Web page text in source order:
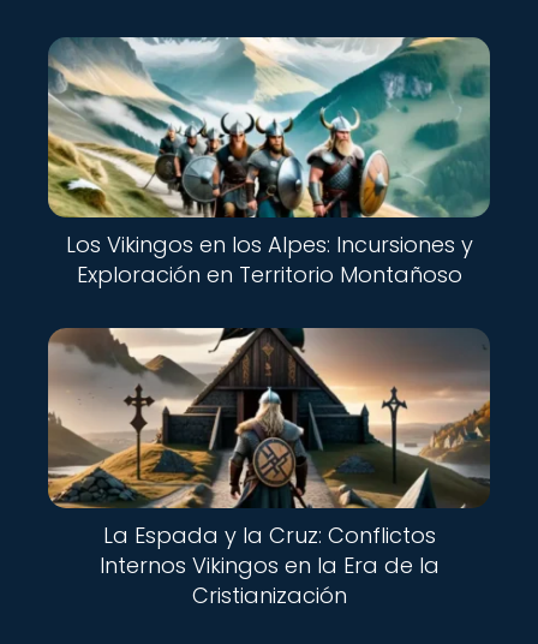
Los Vikingos en los Alpes: Incursiones y
Exploración en Territorio Montañoso
La Espada y la Cruz: Conflictos
Internos Vikingos en la Era de la
Cristianización